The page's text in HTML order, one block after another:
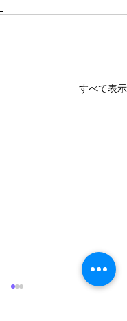
すべて表示